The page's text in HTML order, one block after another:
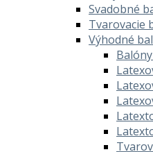
Svadobné
Tvarovacie
Výhodné